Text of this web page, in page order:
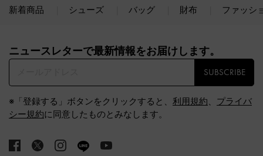
新着商品 シューズ バッグ 財布 ファッシ
ニュースレターで最新情報をお届けします。​
SUBSCRIBE
※「登録する」ボタンをクリックすると、 利用規約、 プライバ
シー規約に同意したものとみなします。